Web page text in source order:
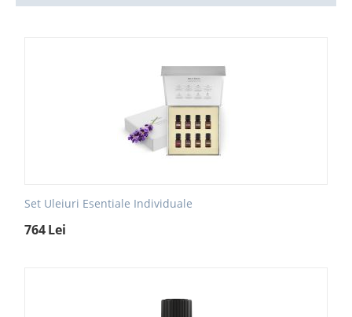
Set Uleiuri Esentiale Individuale
764Lei